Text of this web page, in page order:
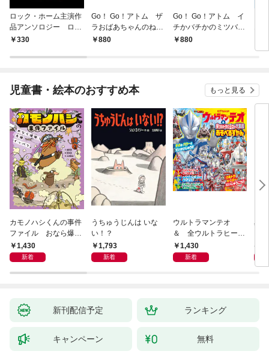
ロック・ホーム主演作
品アンソロジー ロッ
ク祭（フェスティバ
330
Go！ Go！アトム ザ
ラおばあちゃんのねが
い880
Go！ Go！アトム イ
チかバチかのミツバチ
ミッション
880
児童書・絵本のおすすめ本 もっと見る
カモノハシくんの事件
ファイル おなら爆
弾！ 危機イッパツ編
1,430
新着
うちゅうじんは いな
い！？
1,793
新着
ウルトラマンテオ
＆ 全ウルトラヒーロ
ー大集合 あそべるず
かん
1,430
新着
星
新刊配信予定 ランキング
キャンペーン 無料